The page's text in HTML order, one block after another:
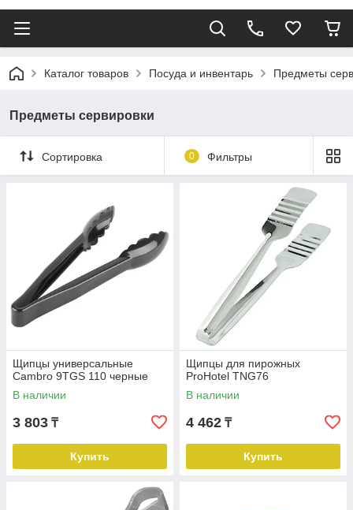
Каталог товаров Посуда и инвентарь Предметы
Предметы сервировки
Сортировка 0 Фильтры
Щипцы универсальные
Cambro 9TGS 110 черные
В наличии
3 803 ₸
Купить
Щипцы для пирожных
ProHotel TNG76
В наличии
4 462 ₸
Купить